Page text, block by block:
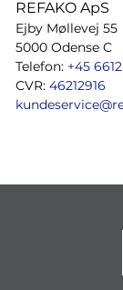
REFAKO ApS
Ejby Møllevej 55
5000 Odense C
Telefon: +45
CVR: 46212916